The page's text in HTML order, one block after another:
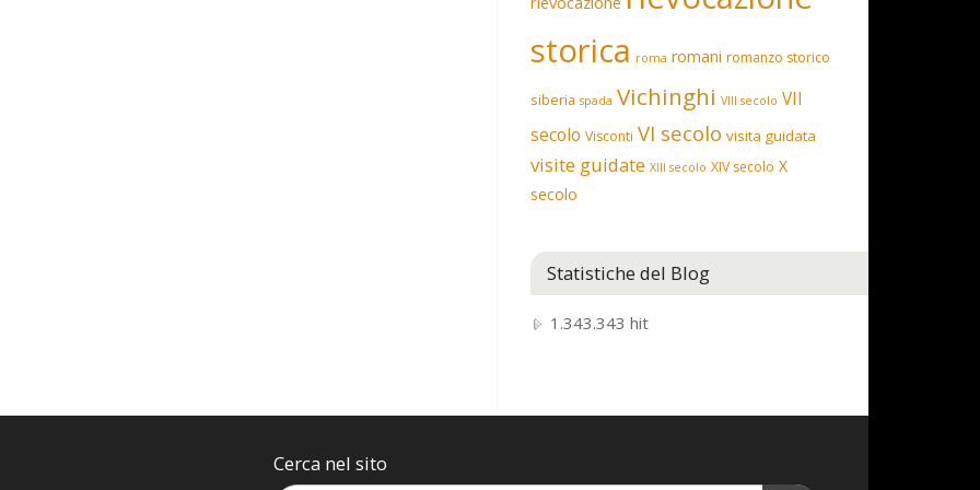
storica roma romani romanzo storico
siberia spada Vichinghi VIII secolo VII
secolo Visconti VI secolo visita guidata
visite guidate XIII secolo XIV secolo X
secolo
Statistiche del Blog
1.343.343 hit
Cerca nel sito